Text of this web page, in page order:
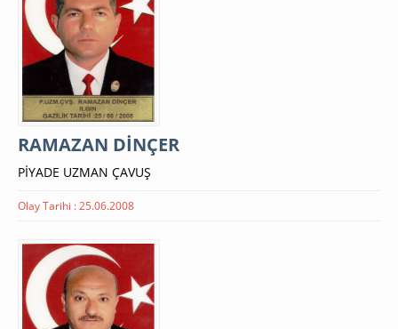
RAMAZAN DİNÇER
PİYADE UZMAN ÇAVUŞ
Olay Tarihi : 25.06.2008